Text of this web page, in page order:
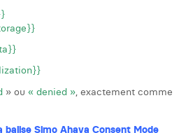
» ou « denied », exactement comme
Simo Ahava Consent Mode